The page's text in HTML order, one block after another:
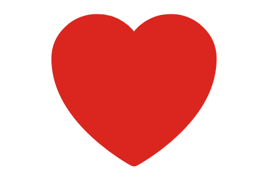
Aeromodele
Messerschmitt
bubble
canopy